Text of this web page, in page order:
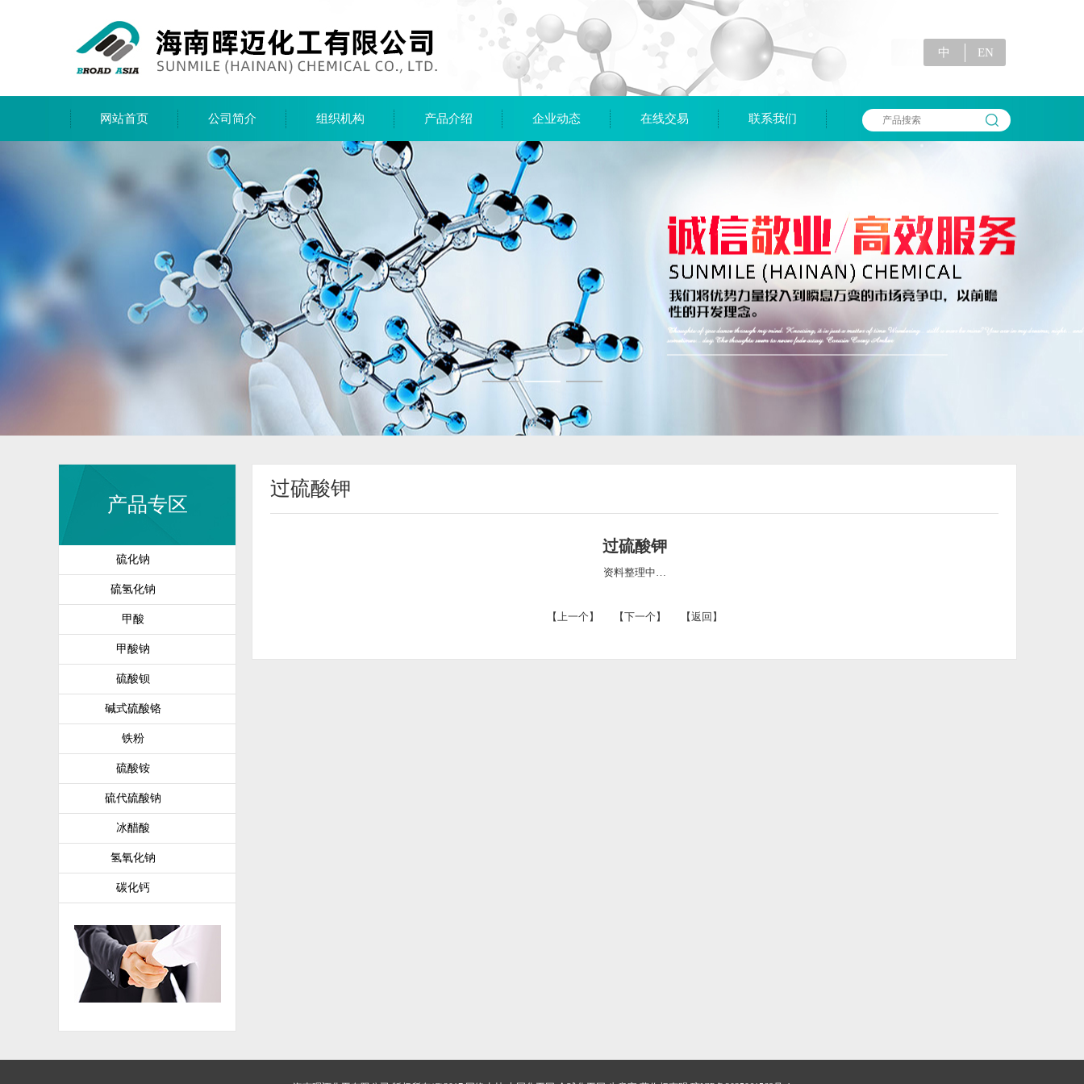
中 EN
网站首页 公司简介 组织机构 产品介绍 企业动态 在线交易 联系我们
产品专区
硫化钠
硫氢化钠
甲酸
甲酸钠
硫酸钡
碱式硫酸铬
铁粉
硫酸铵
硫代硫酸钠
冰醋酸
氢氧化钠
碳化钙
过硫酸钾
过硫酸钾
资料整理中…
【上一个】 【下一个】 【返回】